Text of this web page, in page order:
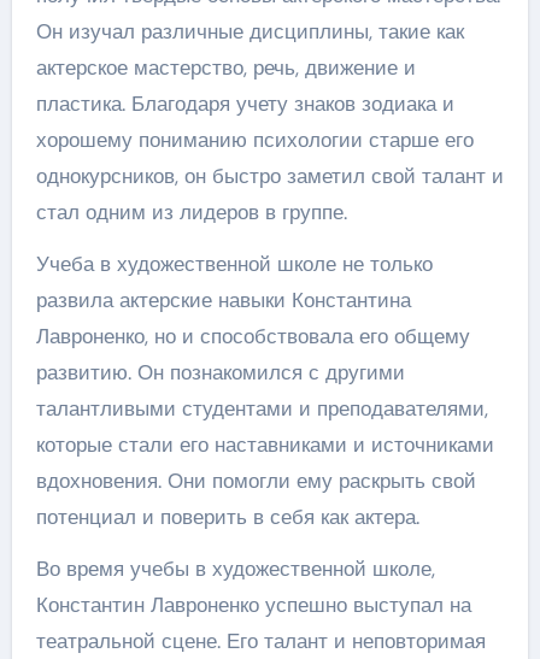
Он изучал различные дисциплины, такие как
актерское мастерство, речь, движение и
пластика. Благодаря учету знаков зодиака и
хорошему пониманию психологии старше его
однокурсников, он быстро заметил свой талант и
стал одним из лидеров в группе.
Учеба в художественной школе не только
развила актерские навыки Константина
Лавроненко, но и способствовала его общему
развитию. Он познакомился с другими
талантливыми студентами и преподавателями,
которые стали его наставниками и источниками
вдохновения. Они помогли ему раскрыть свой
потенциал и поверить в себя как актера.
Во время учебы в художественной школе,
Константин Лавроненко успешно выступал на
театральной сцене. Его талант и неповторимая